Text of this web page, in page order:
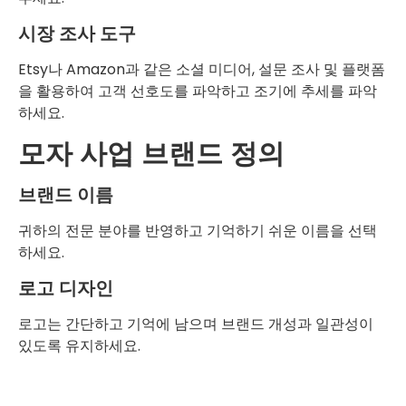
시장 조사 도구
Etsy나 Amazon과 같은 소셜 미디어, 설문 조사 및 플랫폼
을 활용하여 고객 선호도를 파악하고 조기에 추세를 파악
하세요.
모자 사업 브랜드 정의
브랜드 이름
귀하의 전문 분야를 반영하고 기억하기 쉬운 이름을 선택
하세요.
로고 디자인
로고는 간단하고 기억에 남으며 브랜드 개성과 일관성이
있도록 유지하세요.